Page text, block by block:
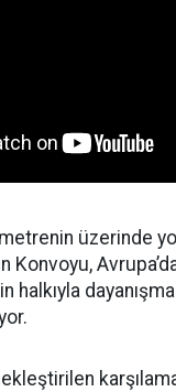
üzerinde
Konvoyu,
halkıyla